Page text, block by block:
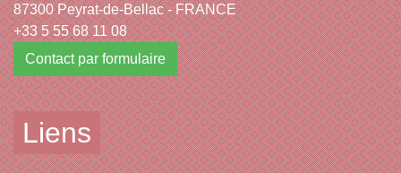
87300 Peyrat-de-Bellac - FRANCE
+33 5 55 68 11 08
Contact par formulaire
Liens